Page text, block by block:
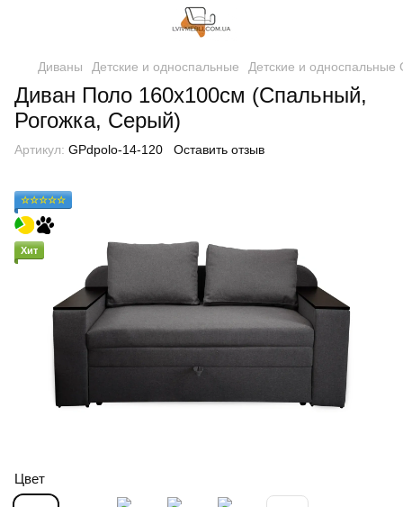
Диваны Детские и односпальные Детские и односпальные
Диван Поло 160х100см (Спальный,
Рогожка, Серый)
Артикул: GPdpolo-14-120 Оставить отзыв
☆☆☆☆☆
Хит
Цвет